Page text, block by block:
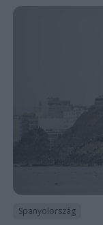
Spanyolország